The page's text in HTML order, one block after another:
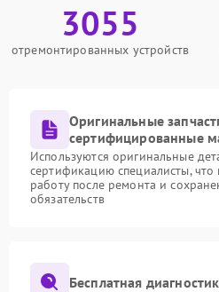
3055
отремонтированных устройств
Оригинальные
сертифицированные
Используются оригинальные
сертификацию специалисты,
работу после ремонта и
обязательств
Бесплатная